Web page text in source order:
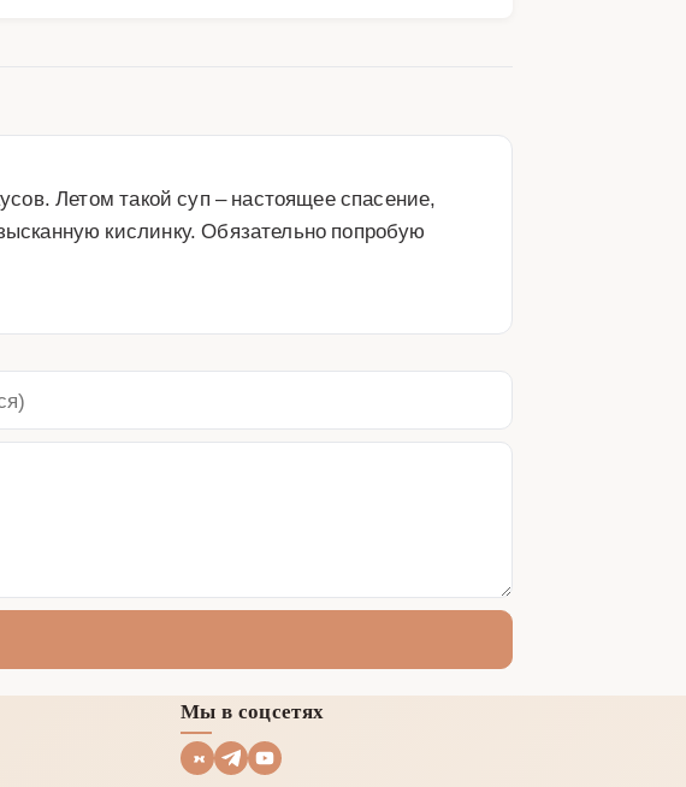
Летом такой суп – настоящее спасение,
кислинку. Обязательно попробую
Мы в соцсетях